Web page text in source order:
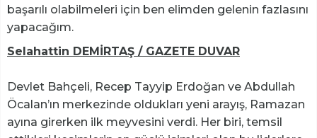
başarılı olabilmeleri için ben elimden gelenin fazlasını
yapacağım.
Selahattin DEMİRTAŞ / GAZETE DUVAR
Devlet Bahçeli, Recep Tayyip Erdoğan ve Abdullah
Öcalan’ın merkezinde oldukları yeni arayış, Ramazan
ayına girerken ilk meyvesini verdi. Her biri, temsil